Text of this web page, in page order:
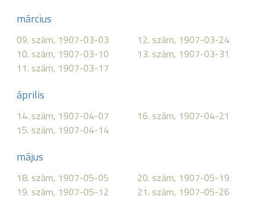
március
09. szám, 1907-03-03
10. szám, 1907-03-10
11. szám, 1907-03-17
12. szám, 1907-03-24
13. szám, 1907-03-31
április
14. szám, 1907-04-07
15. szám, 1907-04-14
16. szám, 1907-04-21
május
18. szám, 1907-05-05
19. szám, 1907-05-12
20. szám, 1907-05-19
21. szám, 1907-05-26